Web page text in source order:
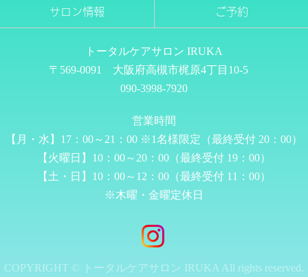
サロン情報 ご予約
トータルケアサロン IRUKA
〒569-0091 大阪府高槻市梶原4丁目10-5
090-3998-7920
営業時間
【月・水】17：00～21：00 ※1名様限定（最終受付 20：00）
【火曜日】10：00～20：00（最終受付 19：00）
【土・日】10：00～12：00（最終受付 11：00）
※木曜・金曜定休日
COPYRIGHT © トータルケアサロン IRUKA All rights reserved.